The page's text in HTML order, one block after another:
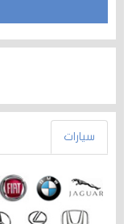
سيارات